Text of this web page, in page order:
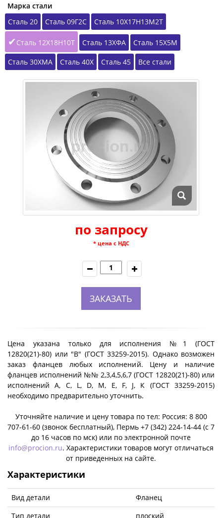
Марка стали
Сталь 20
Сталь 09Г2С Сталь 10Х17Н13М2Т
Сталь 12Х18Н10Т Сталь 13ХФА Сталь 15Х5М
Сталь 30ХМА Сталь 40Х Сталь 45 Все стали
по запросу
* цена с НДС
ЗАКАЗАТЬ
Цена указана только для исполнения №1 (ГОСТ
12820(21)-80) или "B" (ГОСТ 33259-2015). Однако возможен
заказ фланцев любых исполнений. Цену и наличие
фланцев исполнений №№ 2,3,4,5,6,7 (ГОСТ 12820(21)-80) или
исполнений A, C, L, D, M, E, F, J, К (ГОСТ 33259-2015)
необходимо предварительно уточнить.
Уточняйте наличие и цену товара по тел: Россия: 8 800
707-61-60 (звонок бесплатный), Пермь +7 (342) 224-14-44 (c 7
до 16 часов по мск) или по электронной почте
info@procion.ru. Характеристики товаров могут отличаться
от приведенных на сайте.
Характеристики
Вид детали
Фланец
Тип детали
плоский